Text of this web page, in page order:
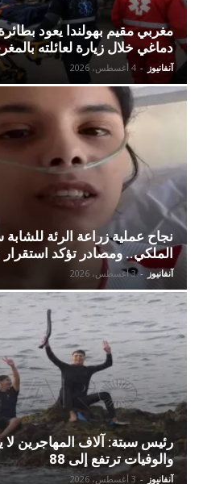
مغربي مقيم بهولندا يعود
دماغي خلال زيارة لعائلته
آنفانيوز - 4 أغسطس، 2026
نجاح عملية زراعة الرئة
الملكي.. ومصادر تؤكد استقرار
آنفانيوز - 3 أغسطس، 2026
رئيس سبتة: آلاف المهاجرين لا
والوفيات ترتفع إلى 88
آنفانيوز - 3 أغسطس، 2026